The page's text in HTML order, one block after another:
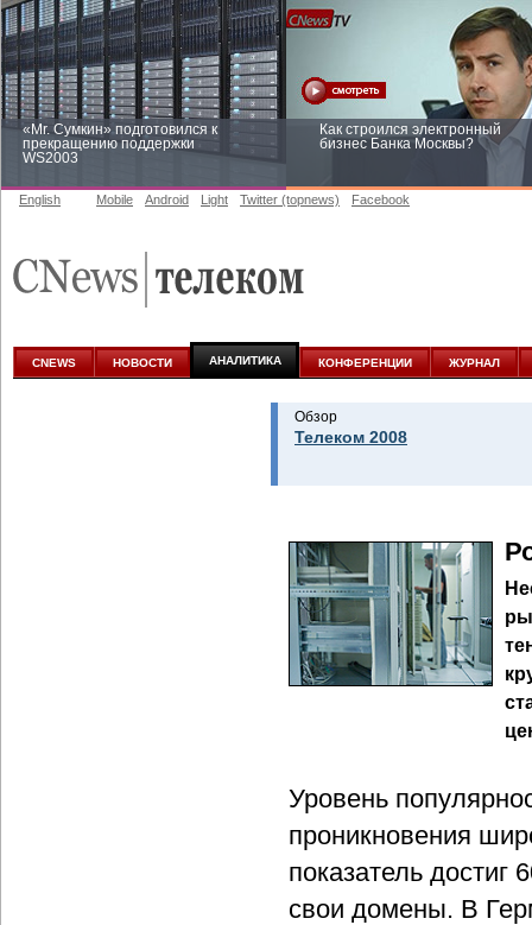
«Mr. Сумкин» подготовился к
прекращению поддержки
WS2003
Как строился электронный
бизнес Банка Москвы?
аналитике
English Mobile Android Light Twitter (topnews) Facebook
CNEWS НОВОСТИ АНАЛИТИКА КОНФЕРЕНЦИИ ЖУРНАЛ
Обзор
Телеком 2008
Уровень
проникновения
показатель достиг
свои домены. В